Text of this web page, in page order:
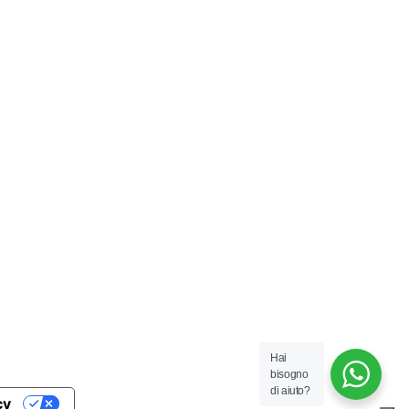
Hai
bisogno
di aiuto?